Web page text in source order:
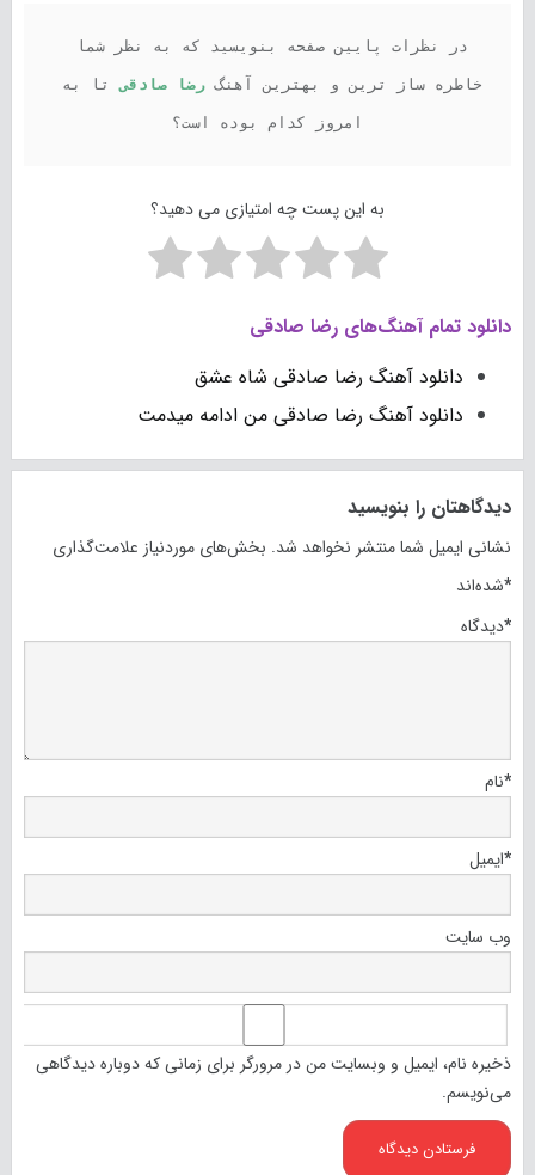
خاطره ساز ترین و بهترین آهنگ رضا صادقی
امروز کدام بوده است؟
به این پست چه امتیازی می دهید؟
دانلود تمام آهنگ‌های رضا صادقی
دانلود آهنگ رضا صادقی شاه عشق
دانلود آهنگ رضا صادقی من ادامه میدمت
دیدگاهتان را بنویسید
نشانی ایمیل شما منتشر نخواهد شد. بخش‌های موردنیاز علامت‌گذاری
شده‌اند*
دیدگاه*
نام*
ایمیل*
وب‌ سایت
ذخیره نام، ایمیل و وبسایت من در مرورگر برای زمانی که دوباره دیدگاهی
می‌نویسم.